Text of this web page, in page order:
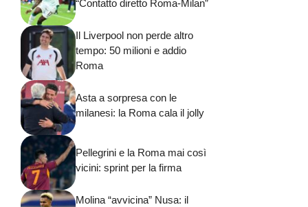
“Contatto diretto Roma-Milan”
Il Liverpool non perde altro
tempo: 50 milioni e addio
Roma
Asta a sorpresa con le
milanesi: la Roma cala il jolly
Pellegrini e la Roma mai così
vicini: sprint per la firma
Molina “avvicina” Nusa: il